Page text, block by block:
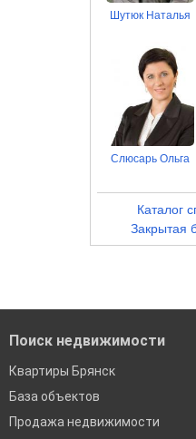
Шутюк Наталья
Слюсарь Ольга
Каталог
Закрытая
Поиск недвижимости
Квартиры Брянск
База объектов
Продажа недвижимости